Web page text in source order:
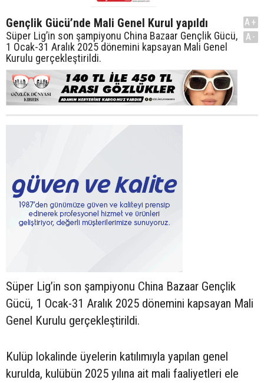
Gençlik Gücü’nde Mali Genel Kurul yapıldı
Süper Lig’in son şampiyonu China Bazaar Gençlik Gücü,
1 Ocak-31 Aralık 2025 dönemini kapsayan Mali Genel
Kurulu gerçekleştirildi.
A+
A-
Süper Lig’in son şampiyonu China Bazaar Gençlik
Gücü, 1 Ocak-31 Aralık 2025 dönemini kapsayan Mali
Genel Kurulu gerçekleştirildi.
Kulüp lokalinde üyelerin katılımıyla yapılan genel
kurulda, kulübün 2025 yılına ait mali faaliyetleri ele